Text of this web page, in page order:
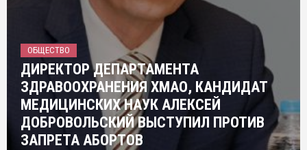
ОБЩЕСТВО
ДИРЕКТОР ДЕПАРТАМЕНТА
ЗДРАВООХРАНЕНИЯ ХМАО, КАНДИДАТ
МЕДИЦИНСКИХ НАУК АЛЕКСЕЙ
ДОБРОВОЛЬСКИЙ ВЫСТУПИЛ ПРОТИВ
ЗАПРЕТА АБОРТОВ